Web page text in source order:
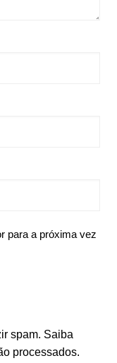
para a próxima vez
spam. Saiba
processados.